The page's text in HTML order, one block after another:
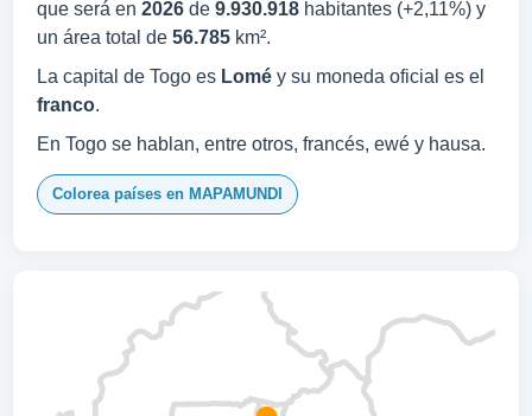
que será en 2026 de 9.930.918 habitantes (+2,11%) y
un área total de 56.785 km².
La capital de Togo es Lomé y su moneda oficial es el
franco.
En Togo se hablan, entre otros, francés, ewé y hausa.
Colorea países en MAPAMUNDI